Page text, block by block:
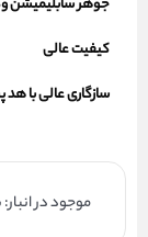
جوهر
کیفیت عالی
سازگاری عالی با هد
موجود در انبار: